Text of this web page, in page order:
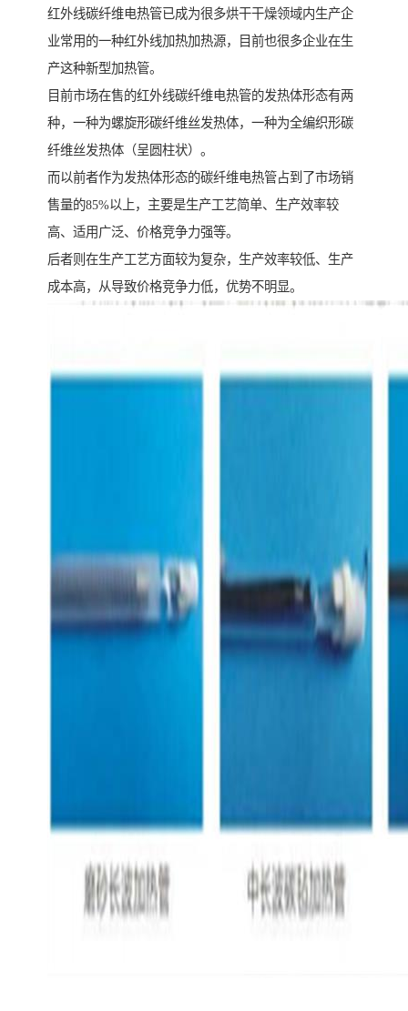
红外线碳纤维电热管已成为很多烘干干燥领域内生产企
业常用的一种红外线加热加热源，目前也很多企业在生
产这种新型加热管。
目前市场在售的红外线碳纤维电热管的发热体形态有两
种，一种为螺旋形碳纤维丝发热体，一种为全编织形碳
纤维丝发热体（呈圆柱状）。
而以前者作为发热体形态的碳纤维电热管占到了市场销
售量的85%以上，主要是生产工艺简单、生产效率较
高、适用广泛、价格竞争力强等。
后者则在生产工艺方面较为复杂，生产效率较低、生产
成本高，从导致价格竞争力低，优势不明显。